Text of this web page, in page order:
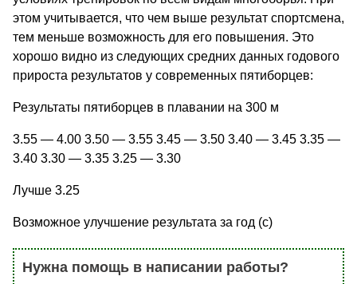
этом учитывается, что чем выше результат спортсмена,
тем меньше возможность для его повышения. Это
хорошо видно из следующих средних данных годового
прироста результатов у современных пятиборцев:
Результаты пятиборцев в плавании на 300 м
3.55 — 4.00 3.50 — 3.55 3.45 — 3.50 3.40 — 3.45 3.35 —
3.40 3.30 — 3.35 3.25 — 3.30
Лучше 3.25
Возможное улучшение результата за год (с)
Нужна помощь в написании работы?